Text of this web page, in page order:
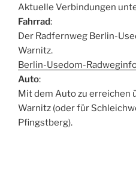
Aktuelle Verbindungen
Fahrrad:
Der Radfernweg Berlin-
Warnitz.
Berlin-Usedom-
Auto:
Mit dem Auto zu erreichen
Warnitz (oder für
Pfingstberg).